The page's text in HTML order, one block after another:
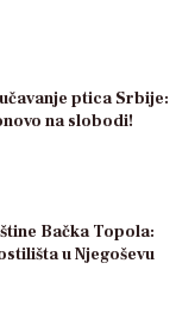
ptica Srbije:
na slobodi!
Bačka Topola:
u Njegoševu